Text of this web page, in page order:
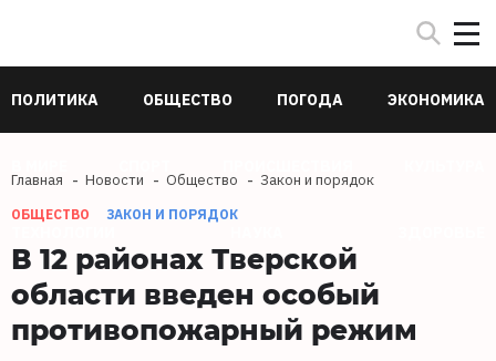
ПОЛИТИКА ОБЩЕСТВО ПОГОДА ЭКОНОМИКА
Главная Новости Общество Закон и порядок
ОБЩЕСТВО ЗАКОН И ПОРЯДОК
В 12 районах Тверской
области введен особый
противопожарный режим